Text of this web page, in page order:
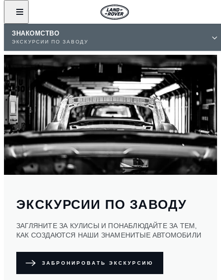
ЗНАКОМСТВО
ЭКСКУРСИИ ПО ЗАВОДУ
ЭКСКУРСИИ ПО ЗАВОДУ
ЗАГЛЯНИТЕ ЗА КУЛИСЫ И ПОНАБЛЮДАЙТЕ ЗА ТЕМ,
КАК СОЗДАЮТСЯ НАШИ ЗНАМЕНИТЫЕ АВТОМОБИЛИ
ЗАБРОНИРОВАТЬ ЭКСКУРСИЮ